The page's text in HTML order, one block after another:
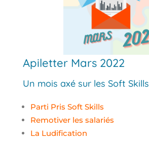
Apiletter Mars 2022
Un mois axé sur les Soft Skills
Parti Pris Soft Skills
Remotiver les salariés
La Ludification